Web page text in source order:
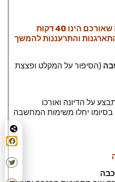
יציאה לארוחת בוקר ותפילה שאורכם הינו 40 דקות
והתרעננות להמשך
(הסיפור על המקלט ופצצת
על הדיונה ואורכו
יחלו משימות המחשבה